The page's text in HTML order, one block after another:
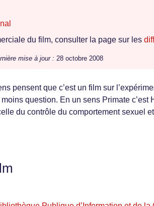
du film, consulter la page sur les
mise à jour : 28 octobre 2008
pensent que c’est un film sur
question. En un sens Primate c’est
du contrôle du comportement sexuel